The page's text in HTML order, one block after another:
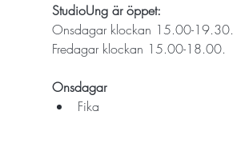
StudioUng är öppet:
Onsdagar klockan 15.00-19.30.
Fredagar klockan 15.00-18.00.
Onsdagar
Fika